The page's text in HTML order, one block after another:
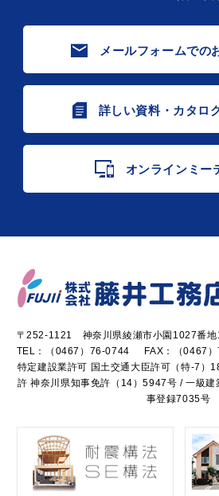
メールフォームでの
詳しい資料・カタロ
オンラインミー
〒252-1121 神奈川県綾瀬市小園1027番地
TEL：
（0467）76-0744
FAX：（0467
特定建設業許可 国土交通大臣許可（特-7）
許 神奈川県知事免許（14）5947号 / 一級建
事登録7035号